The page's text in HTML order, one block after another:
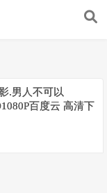
.男人不可以
百度云 高清下